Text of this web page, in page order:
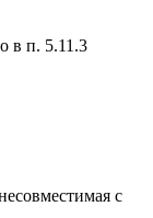
в п. 5.11.3
с